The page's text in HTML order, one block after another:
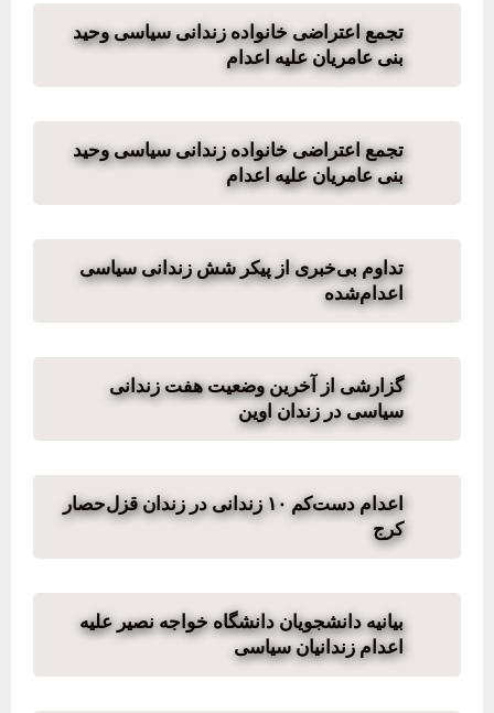
تجمع اعتراضی خانواده زندانی سیاسی وحید
بنی عامریان علیه اعدام
تجمع اعتراضی خانواده زندانی سیاسی وحید
بنی عامریان علیه اعدام
تداوم بی‌خبری از پیکر شش زندانی سیاسی
اعدام‌شده
گزارشی از آخرین وضعیت هفت زندانی
سیاسی در زندان اوین
اعدام دست‌کم ۱۰ زندانی در زندان قزل‌حصار
کرج
بیانیه دانشجویان دانشگاه خواجه نصیر علیه
اعدام زندانیان سیاسی